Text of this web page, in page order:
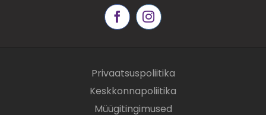
Privaatsuspoliitika
Keskkonnapoliitika
Müügitingimused